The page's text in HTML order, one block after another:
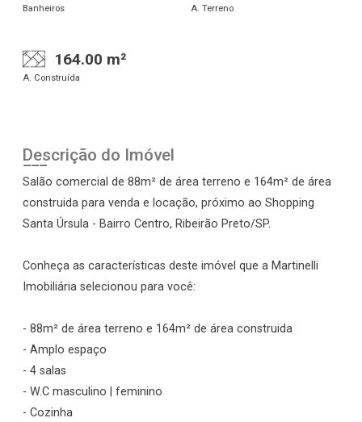
Banheiros A. Terreno
164.00 m²
A. Construída
Descrição do Imóvel
Salão comercial de 88m² de área terreno e 164m² de área
construida para venda e locação, próximo ao Shopping
Santa Úrsula - Bairro Centro, Ribeirão Preto/SP.
Conheça as características deste imóvel que a Martinelli
Imobiliária selecionou para você:
- 88m² de área terreno e 164m² de área construida
- Amplo espaço
- 4 salas
- W.C masculino | feminino
- Cozinha